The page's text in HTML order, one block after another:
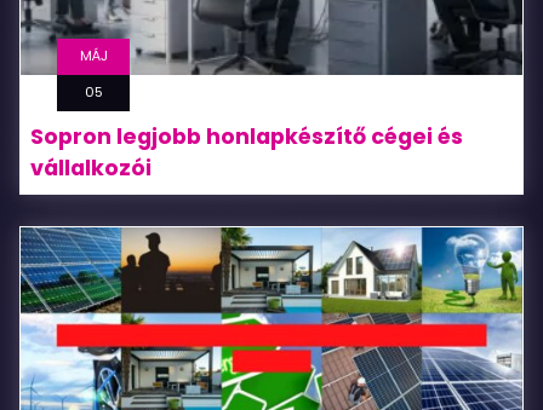
MÁJ
05
Sopron legjobb honlapkészítő cégei és
vállalkozói